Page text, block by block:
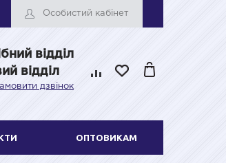
Особистий кабінет
відділ
відділ
дзвінок
ОПТОВИКАМ